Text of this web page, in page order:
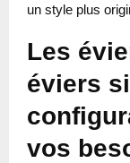
un style plus
Les
éviers
vos